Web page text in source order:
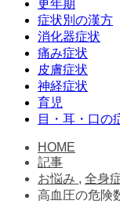
更年期
症状別の漢方
消化器症状
痛み症状
皮膚症状
神経症状
育児
目・耳・口の
HOME
記事
お悩み , 全身
高血圧の危険